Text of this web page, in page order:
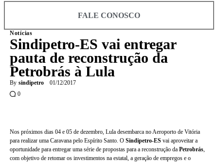
FALE CONOSCO
Notícias
Sindipetro-ES vai entregar
pauta de reconstrução da
Petrobrás à Lula
By sindipetro
01/12/2017
0
Nos próximos dias 04 e 05 de dezembro, Lula desembarca no Aeroporto de Vitória
para realizar uma Caravana pelo Espírito Santo. O Sindipetro-ES vai aproveitar a
oportunidade para entregar uma série de propostas para a reconstrução da Petrobrás
com objetivo de retomar os investimentos na estatal, a geração de empregos e o